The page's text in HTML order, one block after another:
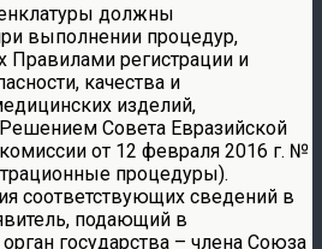
должны
выполнении процедур,
Правилами регистрации и
качества и
изделий,
Совета Евразийской
от 12 февраля 2016 г. №
процедуры).
соответствующих сведений в
подающий в
государства – члена Союза